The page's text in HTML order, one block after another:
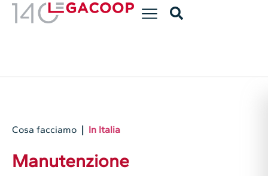
Cosa facciamo | In Italia
Manutenzione